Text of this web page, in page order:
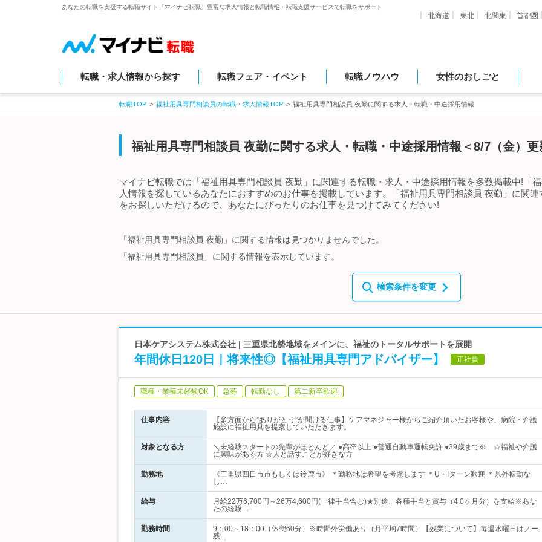
あなたの転職を支援する転職サイト「マイナビ転職」豊富な求人情報と転職情報・転職支援サービスで転職をサポート
北海道 東北 北関東 首都圏
転職・求人情報から探す 転職フェア・イベント 転職ノウハウ 女性のおしごと
転職TOP 福祉用具専門相談員の転職・求人情報TOP 福祉用具専門相談員 夜勤に関する求人・転職・中途採用情報
福祉用具専門相談員 夜勤に関する求人・転職・中途採用情報＜8/7（金）更
マイナビ転職では「福祉用具専門相談員 夜勤」に関連する転職・求人・中途採用情報を多数掲載中!「
人情報を探しているあなたにおすすめのお仕事を掲載しています。「福祉用具専門相談員 夜勤」に関
をお探しいただけるので、あなたにぴったりのお仕事を見つけてみてください!
「福祉用具専門相談員 夜勤」に関する情報は見つかりませんでした。
「福祉用具専門相談員」に関する情報を表示しています。
検索条件を変更
日本ケアシステム株式会社 | 三重県北勢地域をメインに、福祉のトータルサポートを展開
年間休日120日｜将来性◎【福祉用具専門アドバイザー】 正社員
職種・業種未経験OK 急募 転勤なし 第二新卒歓迎
仕事内容
【多方面から”ありがとう”が聞ける仕事】ケアマネジャー様からご紹介頂いたお客様や、病院・介護
施設に福祉用具を提案していただきます。
対象となる方
＼未経験スタートの先輩がほとんど／ ●高卒以上 ●普通自動車運転免許 ●39歳まで※ ☆福祉や介護
に興味がある方 ☆人と話すことが好きな方
勤務地
《三重県四日市市もしくは鈴鹿市》 ＊勤務地は希望を考慮します ＊U・Iターン歓迎 ＊県外転勤な
し…
給与
月給22万6,700円～26万4,600円(一律手当含む)★別途、各種手当と賞与（4.0ヶ月分）を支給※あな
たの経験…
勤務時間
9：00～18：00（休憩60分）※時間外労働あり（月平均7時間）【残業について】毎週水曜日はノー
残…